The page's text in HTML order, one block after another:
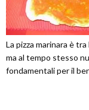
La pizza marinara è
ma al tempo stesso
fondamentali per il